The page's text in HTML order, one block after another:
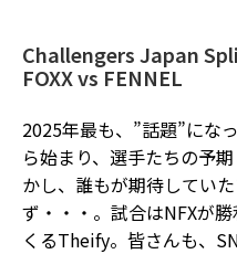
Challengers Japan
FOXX vs FENNEL
2025年最も、”話題”にな
ら始まり、選手たちの予
かし、誰もが期待してい
ず・・・。試合はNFXが
くるTheify。皆さんも、